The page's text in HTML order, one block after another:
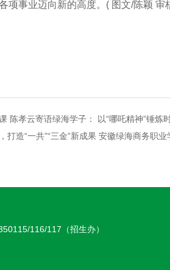
项事业迈向新的高度。( 图文/陈颖 审
陈孝云寄语绿海学子： 以“哪吒精神”锤炼
打造“一共”“三金”新成果 安徽绿海商务职业
116/117（招生办）